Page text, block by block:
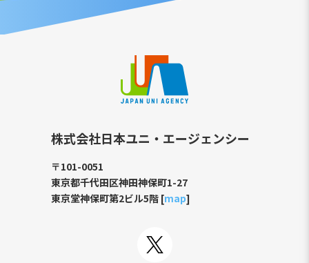
株式会社日本ユニ・エージェンシー
〒101-0051
東京都千代田区神田神保町1-27
東京堂神保町第2ビル5階 [map]